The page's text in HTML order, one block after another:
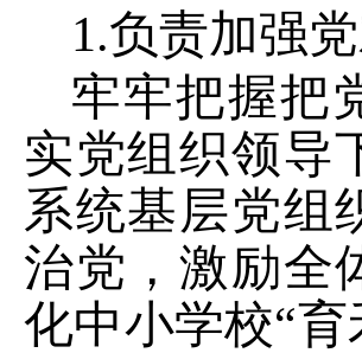
1.负责加强
牢牢把握把
实党组织领导
系统基层党组
治党，激励全
化中小学校“育